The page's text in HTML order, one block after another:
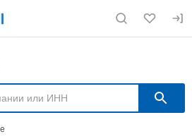
по сайту fishretail.ru